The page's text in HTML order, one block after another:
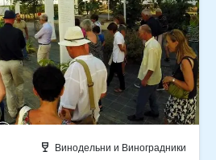
wine_bar Винодельни и Виноградники